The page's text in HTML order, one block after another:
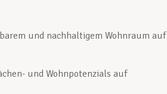
und nachhaltigem Wohnraum auf
und Wohnpotenzials auf